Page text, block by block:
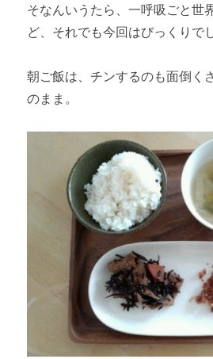
そなんいうたら、一呼吸ごと世
ど、それでも今回はびっくりで
朝ご飯は、チンするのも面倒く
のまま。